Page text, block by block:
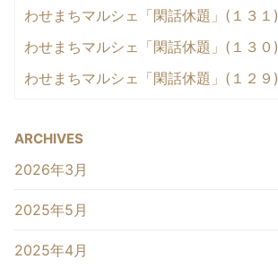
わせまちマルシェ「閑話休題」(１３１)
わせまちマルシェ「閑話休題」(１３０)
わせまちマルシェ「閑話休題」(１２９)
ARCHIVES
2026年3月
2025年5月
2025年4月